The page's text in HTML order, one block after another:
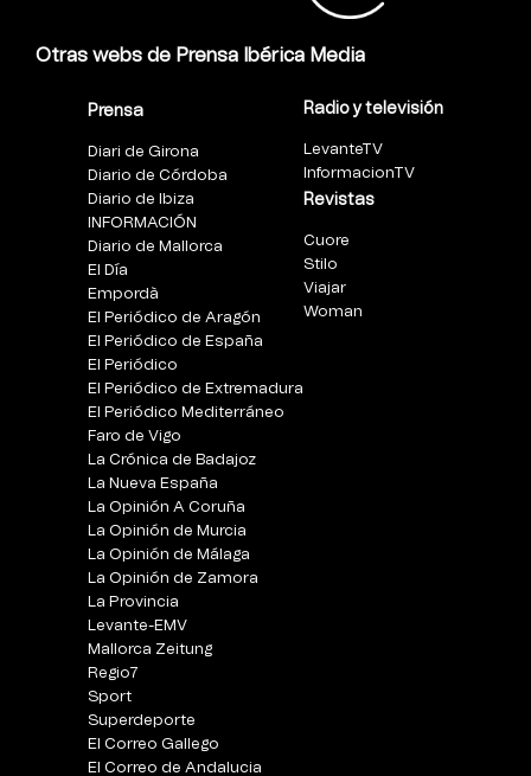
Otras webs de Prensa Ibérica Media
Prensa
Diari de Girona
Diario de Córdoba
Diario de Ibiza
INFORMACIÓN
Diario de Mallorca
El Día
Empordà
El Periódico de Aragón
El Periódico de España
El Periódico
El Periódico de Extremadura
El Periódico Mediterráneo
Faro de Vigo
La Crónica de Badajoz
La Nueva España
La Opinión A Coruña
La Opinión de Murcia
La Opinión de Málaga
La Opinión de Zamora
La Provincia
Levante-EMV
Mallorca Zeitung
Regio7
Sport
Superdeporte
El Correo Gallego
El Correo de Andalucia
Radio y televisión
LevanteTV
InformacionTV
Revistas
Cuore
Stilo
Viajar
Woman